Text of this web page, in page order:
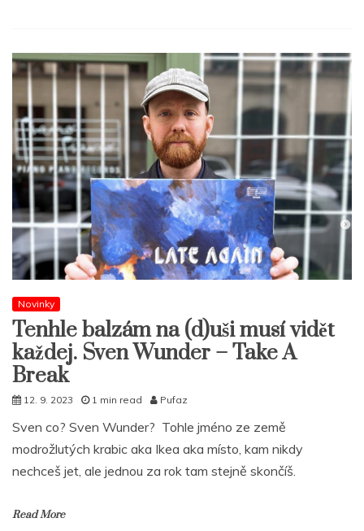
Novinky
Tenhle balzám na (d)uši musí vidět
každej. Sven Wunder – Take A
Break
12. 9. 2023 1 min read Pufaz
Sven co? Sven Wunder? Tohle jméno ze země
modrožlutých krabic aka Ikea aka místo, kam nikdy
nechceš jet, ale jednou za rok tam stejně skončíš.
Read More